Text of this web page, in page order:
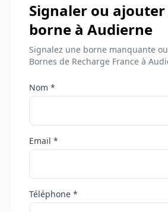
Signaler ou
borne à Audierne
Signalez une borne manquante
Bornes de Recharge France à
Nom *
Email *
Téléphone *